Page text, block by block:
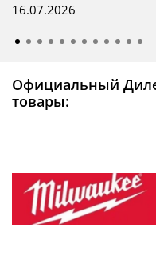
16.07.2026
Официальный
товары: